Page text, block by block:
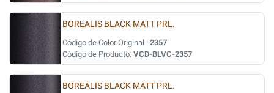
BOREALIS BLACK MATT PRL.
Código de Color Original : 2357
Código de Producto: VCD-BLVC-2357
BOREALIS BLACK MATT PRL.